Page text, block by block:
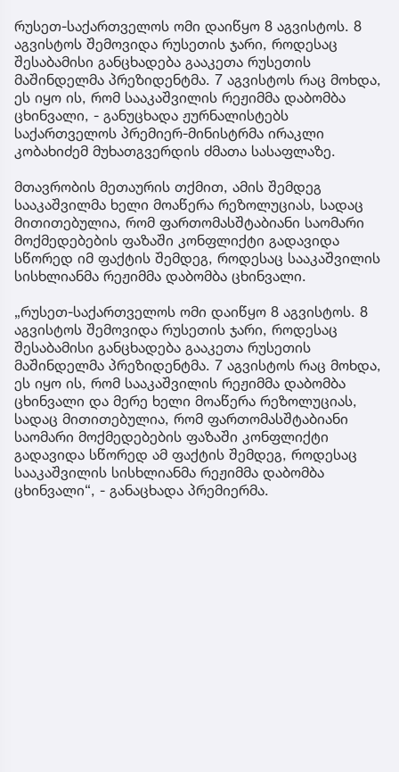
რუსეთ-საქართველოს ომი დაიწყო 8 აგვისტოს. 8
აგვისტოს შემოვიდა რუსეთის ჯარი, როდესაც
შესაბამისი განცხადება გააკეთა რუსეთის
მაშინდელმა პრეზიდენტმა. 7 აგვისტოს რაც მოხდა,
ეს იყო ის, რომ სააკაშვილის რეჟიმმა დაბომბა
ცხინვალი, - განუცხადა ჟურნალისტებს
საქართველოს პრემიერ-მინისტრმა ირაკლი
კობახიძემ მუხათგვერდის ძმათა სასაფლაზე.
მთავრობის მეთაურის თქმით, ამის შემდეგ
სააკაშვილმა ხელი მოაწერა რეზოლუციას, სადაც
მითითებულია, რომ ფართომასშტაბიანი საომარი
მოქმედებების ფაზაში კონფლიქტი გადავიდა
სწორედ იმ ფაქტის შემდეგ, როდესაც სააკაშვილის
სისხლიანმა რეჟიმმა დაბომბა ცხინვალი.
„რუსეთ-საქართველოს ომი დაიწყო 8 აგვისტოს. 8
აგვისტოს შემოვიდა რუსეთის ჯარი, როდესაც
შესაბამისი განცხადება გააკეთა რუსეთის
მაშინდელმა პრეზიდენტმა. 7 აგვისტოს რაც მოხდა,
ეს იყო ის, რომ სააკაშვილის რეჟიმმა დაბომბა
ცხინვალი და მერე ხელი მოაწერა რეზოლუციას,
სადაც მითითებულია, რომ ფართომასშტაბიანი
საომარი მოქმედებების ფაზაში კონფლიქტი
გადავიდა სწორედ ამ ფაქტის შემდეგ, როდესაც
სააკაშვილის სისხლიანმა რეჟიმმა დაბომბა
ცხინვალი“, - განაცხადა პრემიერმა.